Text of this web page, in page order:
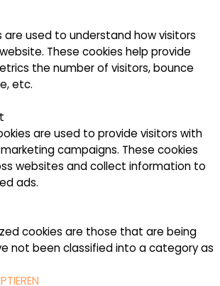
are used to understand how visitors
These cookies help provide
the number of visitors, bounce
etc.
are used to provide visitors with
campaigns. These cookies
websites and collect information to
ads.
cookies are those that are being
not been classified into a category as